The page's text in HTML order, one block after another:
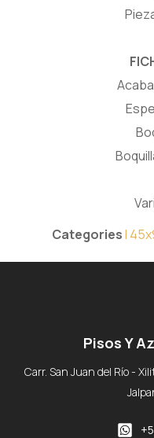
CategoriesI
Pisos Y
Carr. San Juan del Río -